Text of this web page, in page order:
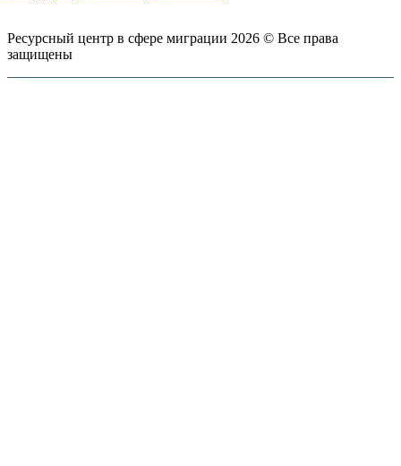
Ресурсный центр в сфере миграции 2026 © Все права
защищены